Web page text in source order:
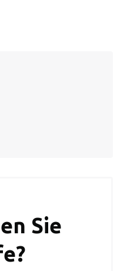
Sie